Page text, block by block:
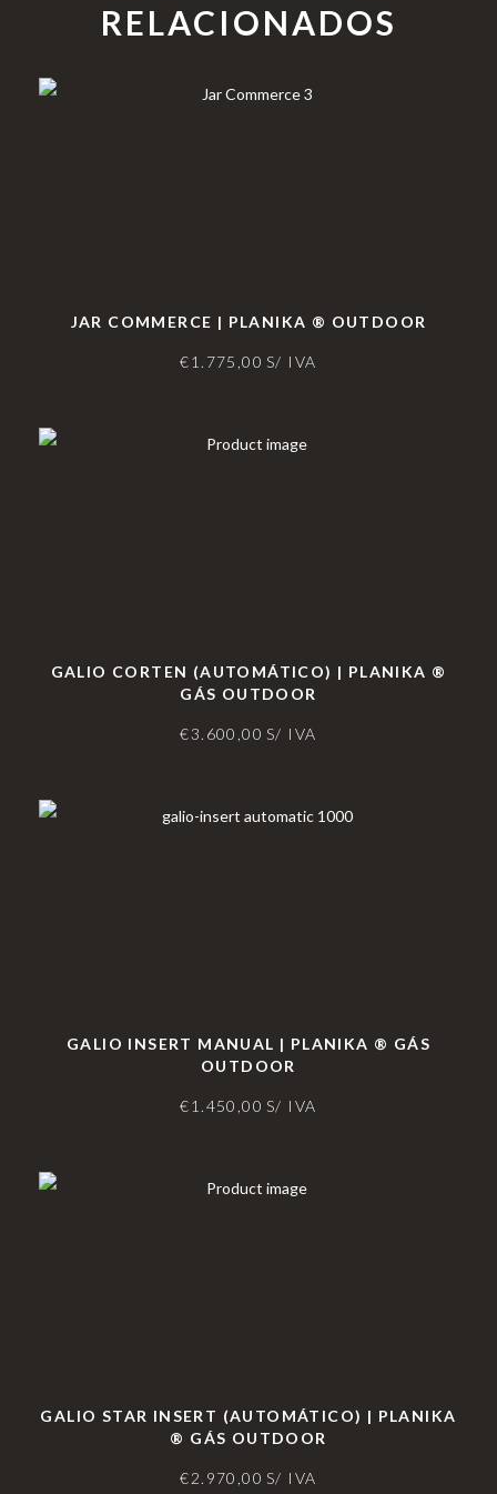
RELACIONADOS
JAR COMMERCE | PLANIKA ® OUTDOOR
€1.775,00 S/ IVA
GALIO CORTEN (AUTOMÁTICO) | PLANIKA ®
GÁS OUTDOOR
€3.600,00 S/ IVA
GALIO INSERT MANUAL | PLANIKA ® GÁS
OUTDOOR
€1.450,00 S/ IVA
GALIO STAR INSERT (AUTOMÁTICO) | PLANIKA
® GÁS OUTDOOR
€2.970,00 S/ IVA